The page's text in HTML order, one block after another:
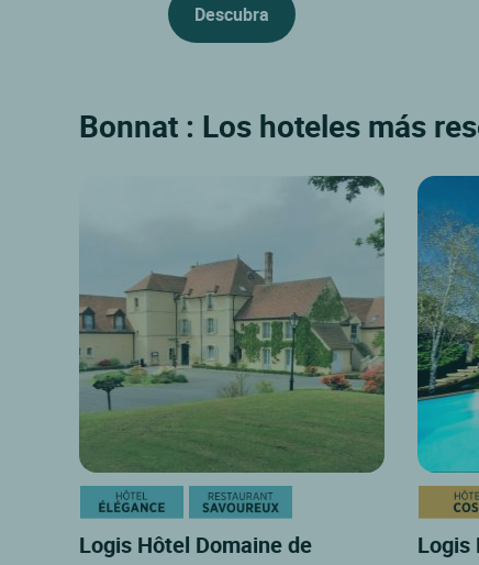
Descubra
Bonnat : Los hoteles más
Logis Hôtel Domaine de
Logis